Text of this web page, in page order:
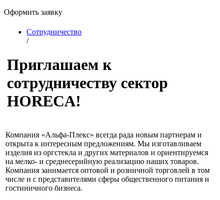
Оформить заявку
Сотрудничество
/
Приглашаем к
сотрудничеству сектор
HORECA!
Компания «Альфа-Плекс» всегда рада новым партнерам и
открыта к интересным предложениям. Мы изготавливаем
изделия из оргстекла и других материалов и ориентируемся
на мелко- и среднесерийную реализацию наших товаров.
Компания занимается оптовой и розничной торговлей в том
числе и с представителями сферы общественного питания и
гостиничного бизнеса.